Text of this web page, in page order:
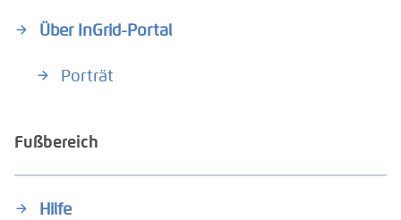
Über InGrid-Portal
Porträt
Fußbereich
Hilfe